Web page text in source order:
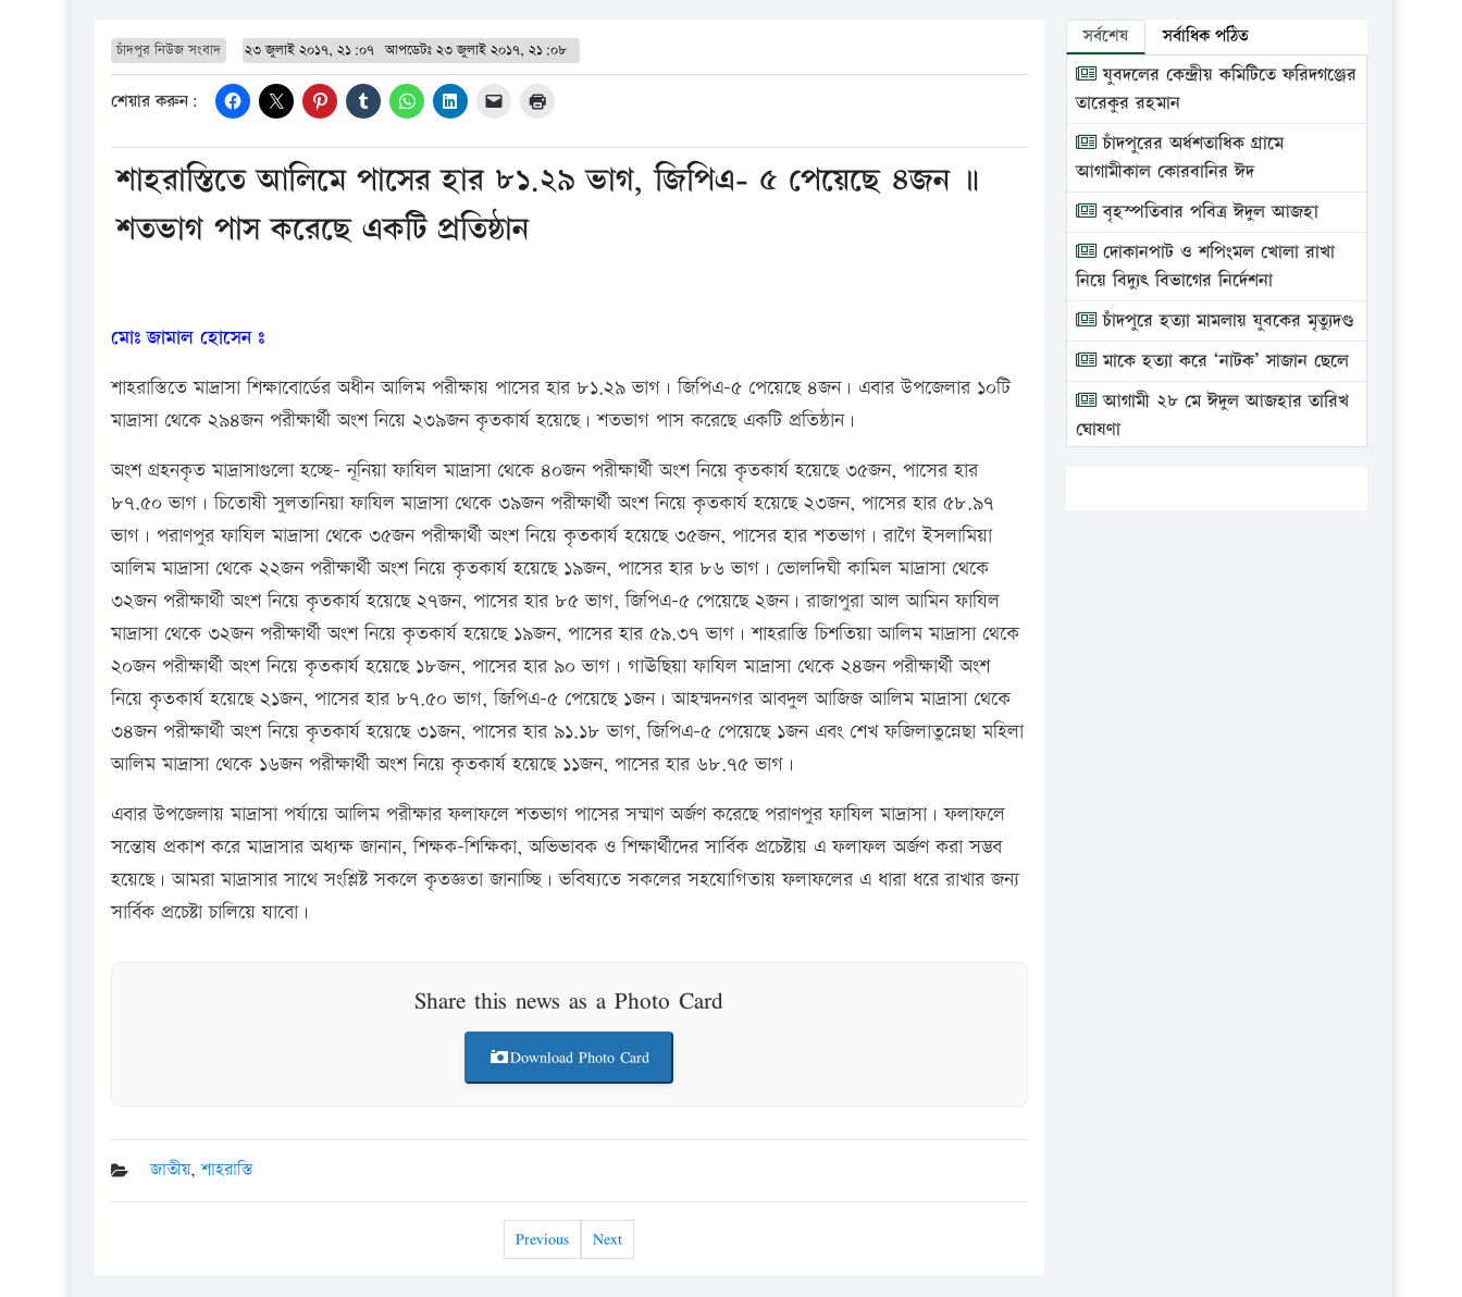
চাঁদপুর নিউজ সংবাদ ২৩ জুলাই ২০১৭, ২১:০৭ আপডেটঃ ২৩ জুলাই ২০১৭, ২১:০৮
শেয়ার করুন:
শাহরাস্তিতে আলিমে পাসের হার ৮১.২৯ ভাগ, জিপিএ- ৫ পেয়েছে ৪জন ॥
শতভাগ পাস করেছে একটি প্রতিষ্ঠান
মোঃ জামাল হোসেন ঃ
শাহরাস্তিতে মাদ্রাসা শিক্ষাবোর্ডের অধীন আলিম পরীক্ষায় পাসের হার ৮১.২৯ ভাগ। জিপিএ-৫ পেয়েছে ৪জন। এবার উপজেলার ১০টি
মাদ্রাসা থেকে ২৯৪জন পরীক্ষার্থী অংশ নিয়ে ২৩৯জন কৃতকার্য হয়েছে। শতভাগ পাস করেছে একটি প্রতিষ্ঠান।
অংশ গ্রহনকৃত মাদ্রাসাগুলো হচ্ছে- নূনিয়া ফাযিল মাদ্রাসা থেকে ৪০জন পরীক্ষার্থী অংশ নিয়ে কৃতকার্য হয়েছে ৩৫জন, পাসের হার
৮৭.৫০ ভাগ। চিতোষী সুলতানিয়া ফাযিল মাদ্রাসা থেকে ৩৯জন পরীক্ষার্থী অংশ নিয়ে কৃতকার্য হয়েছে ২৩জন, পাসের হার ৫৮.৯৭
ভাগ। পরাণপুর ফাযিল মাদ্রাসা থেকে ৩৫জন পরীক্ষার্থী অংশ নিয়ে কৃতকার্য হয়েছে ৩৫জন, পাসের হার শতভাগ। রাগৈ ইসলামিয়া
আলিম মাদ্রাসা থেকে ২২জন পরীক্ষার্থী অংশ নিয়ে কৃতকার্য হয়েছে ১৯জন, পাসের হার ৮৬ ভাগ। ভোলদিঘী কামিল মাদ্রাসা থেকে
৩২জন পরীক্ষার্থী অংশ নিয়ে কৃতকার্য হয়েছে ২৭জন, পাসের হার ৮৫ ভাগ, জিপিএ-৫ পেয়েছে ২জন। রাজাপুরা আল আমিন ফাযিল
মাদ্রাসা থেকে ৩২জন পরীক্ষার্থী অংশ নিয়ে কৃতকার্য হয়েছে ১৯জন, পাসের হার ৫৯.৩৭ ভাগ। শাহরাস্তি চিশতিয়া আলিম মাদ্রাসা থেকে
২০জন পরীক্ষার্থী অংশ নিয়ে কৃতকার্য হয়েছে ১৮জন, পাসের হার ৯০ ভাগ। গাঊছিয়া ফাযিল মাদ্রাসা থেকে ২৪জন পরীক্ষার্থী অংশ
নিয়ে কৃতকার্য হয়েছে ২১জন, পাসের হার ৮৭.৫০ ভাগ, জিপিএ-৫ পেয়েছে ১জন। আহম্মদনগর আবদুল আজিজ আলিম মাদ্রাসা থেকে
৩৪জন পরীক্ষার্থী অংশ নিয়ে কৃতকার্য হয়েছে ৩১জন, পাসের হার ৯১.১৮ ভাগ, জিপিএ-৫ পেয়েছে ১জন এবং শেখ ফজিলাতুন্নেছা মহিলা
আলিম মাদ্রাসা থেকে ১৬জন পরীক্ষার্থী অংশ নিয়ে কৃতকার্য হয়েছে ১১জন, পাসের হার ৬৮.৭৫ ভাগ।
এবার উপজেলায় মাদ্রাসা পর্যায়ে আলিম পরীক্ষার ফলাফলে শতভাগ পাসের সম্মাণ অর্জণ করেছে পরাণপুর ফাযিল মাদ্রাসা। ফলাফলে
সন্তোষ প্রকাশ করে মাদ্রাসার অধ্যক্ষ জানান, শিক্ষক-শিক্ষিকা, অভিভাবক ও শিক্ষার্থীদের সার্বিক প্রচেষ্টায় এ ফলাফল অর্জণ করা সম্ভব
হয়েছে। আমরা মাদ্রাসার সাথে সংশ্লিষ্ট সকলে কৃতজ্ঞতা জানাচ্ছি। ভবিষ্যতে সকলের সহযোগিতায় ফলাফলের এ ধারা ধরে রাখার জন্য
সার্বিক প্রচেষ্টা চালিয়ে যাবো।
Share this news as a Photo Card
Download Photo Card
জাতীয়,শাহরাস্তি
Previous Next
সর্বশেষ সর্বাধিক পঠিত
যুবদলের কেন্দ্রীয় কমিটিতে ফরিদগঞ্জের
তারেকুর রহমান
চাঁদপুরের অর্ধশতাধিক গ্রামে
আগামীকাল কোরবানির ঈদ
বৃহস্পতিবার পবিত্র ঈদুল আজহা
দোকানপাট ও শপিংমল খোলা রাখা
নিয়ে বিদ্যুৎ বিভাগের নির্দেশনা
চাঁদপুরে হত্যা মামলায় যুবকের মৃত্যুদণ্ড
মাকে হত্যা করে ‘নাটক’ সাজান ছেলে
আগামী ২৮ মে ঈদুল আজহার তারিখ
ঘোষণা